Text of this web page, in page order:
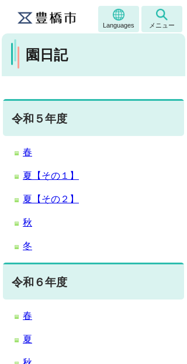
Languages メニュー
園日記
令和５年度
春
夏【その１】
夏【その２】
秋
冬
令和６年度
春
夏